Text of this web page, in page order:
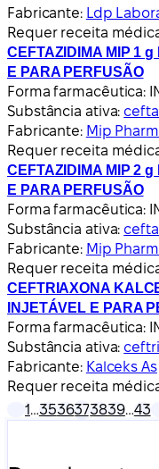
Fabricante: Ldp
Requer receita
CEFTAZIDIMA MIP 1
E PARA PERFUSÃO
Forma farmacêutica:
Substância ativa:
Fabricante: Mip
Requer receita
CEFTAZIDIMA MIP 2
E PARA PERFUSÃO
Forma farmacêutica:
Substância ativa:
Fabricante: Mip
Requer receita
CEFTRIAXONA
INJETÁVEL E PARA
Forma farmacêutica:
Substância ativa:
Fabricante: Kalceks As
Requer receita
1…3536373839…43